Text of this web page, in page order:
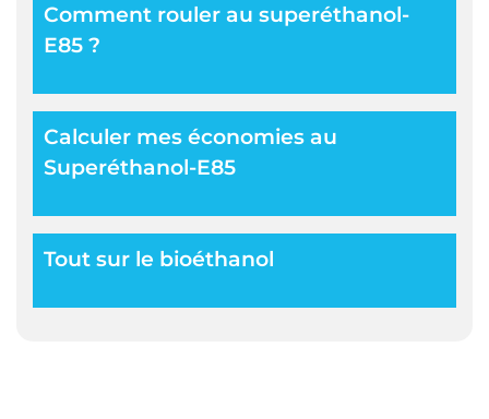
Comment rouler au superéthanol-
E85 ?
Calculer mes économies au
Superéthanol-E85
Tout sur le bioéthanol